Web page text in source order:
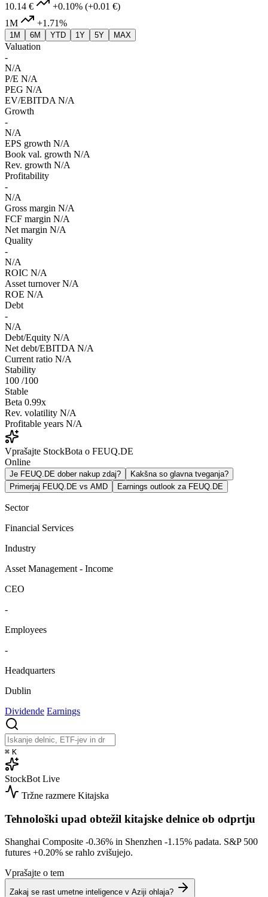
10.14 € +0.10% (+0.01 €)
1M
+1.71%
1M 6M YTD 1Y 5Y MAX
Valuation
-
N/A
P/E N/A
PEG N/A
EV/EBITDA N/A
Growth
-
N/A
EPS growth N/A
Book val. growth N/A
Rev. growth N/A
Profitability
-
N/A
Gross margin N/A
FCF margin N/A
Net margin N/A
Quality
-
N/A
ROIC N/A
Asset turnover N/A
ROE N/A
Debt
-
N/A
Debt/Equity N/A
Net debt/EBITDA N/A
Current ratio N/A
Stability
100 /100
Stable
Beta 0.99x
Rev. volatility N/A
Profitable years N/A
Vprašajte StockBota o FEUQ.DE
Online
Je FEUQ.DE dober nakup zdaj?
Kakšna so glavna tveganja?
Primerjaj FEUQ.DE vs AMD
Earnings outlook za FEUQ.DE
Sector
Financial Services
Industry
Asset Management - Income
CEO
-
Employees
-
Headquarters
Dublin
Dividende Earnings
⌘ K
StockBot Live
Tržne razmere Kitajska
Tehnološki upad obtežil kitajske delnice ob odprtju
Shanghai Composite -0.36% in Shenzhen -1.15% padata. S&P 500
futures +0.20% se rahlo zvišujejo.
Vprašajte o tem
Zakaj se rast umetne inteligence v Aziji ohlaja?